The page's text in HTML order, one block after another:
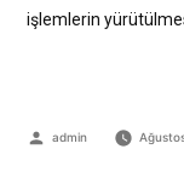
işlemlerin
admin